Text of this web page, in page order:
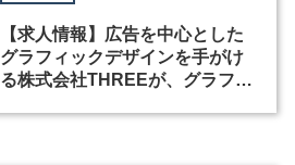
【求人情報】広告を中心とした
グラフィックデザインを手がけ
る株式会社THREEが、グラフィ